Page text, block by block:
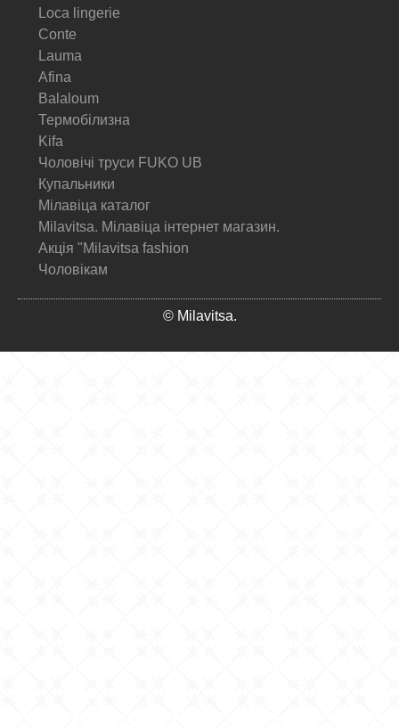
Loca lingerie
Conte
Lauma
Afina
Balaloum
Термобілизна
Kifa
Чоловічі труси FUKO UB
Купальники
Мілавіца каталог
Milavitsa. Мілавіца інтернет магазин.
Акція "Milavitsa fashion
Чоловікам
© Milavitsa.